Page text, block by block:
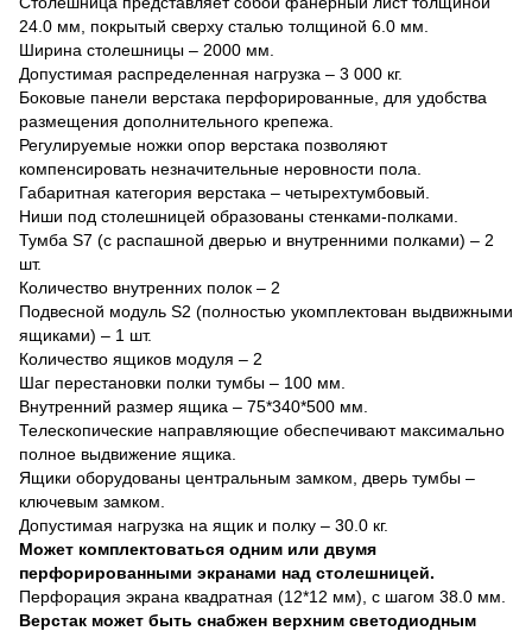
24.0 мм, покрытый сверху сталью толщиной 6.0 мм.
Ширина столешницы – 2000 мм.
Допустимая распределенная нагрузка – 3 000 кг.
Боковые панели верстака перфорированные, для удобства
размещения дополнительного крепежа.
Регулируемые ножки опор верстака позволяют
компенсировать незначительные неровности пола.
Габаритная категория верстака – четырехтумбовый.
Ниши под столешницей образованы стенками-полками.
Тумба S7 (с распашной дверью и внутренними полками) – 2
шт.
Количество внутренних полок – 2
Подвесной модуль S2 (полностью укомплектован выдвижными
ящиками) – 1 шт.
Количество ящиков модуля – 2
Шаг перестановки полки тумбы – 100 мм.
Внутренний размер ящика – 75*340*500 мм.
Телескопические направляющие обеспечивают максимально
полное выдвижение ящика.
Ящики оборудованы центральным замком, дверь тумбы –
ключевым замком.
Допустимая нагрузка на ящик и полку – 30.0 кг.
Может комплектоваться одним или двумя
перфорированными экранами над столешницей.
Перфорация экрана квадратная (12*12 мм), с шагом 38.0 мм.
Верстак может быть снабжен верхним светодиодным